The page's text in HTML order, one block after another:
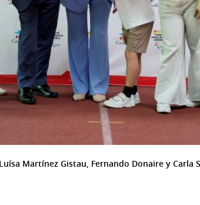
Martínez Gistau, Fernando Donaire y